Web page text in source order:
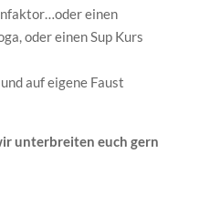
einen
oder einen Sup Kurs
auf eigene Faust
unterbreiten euch gern